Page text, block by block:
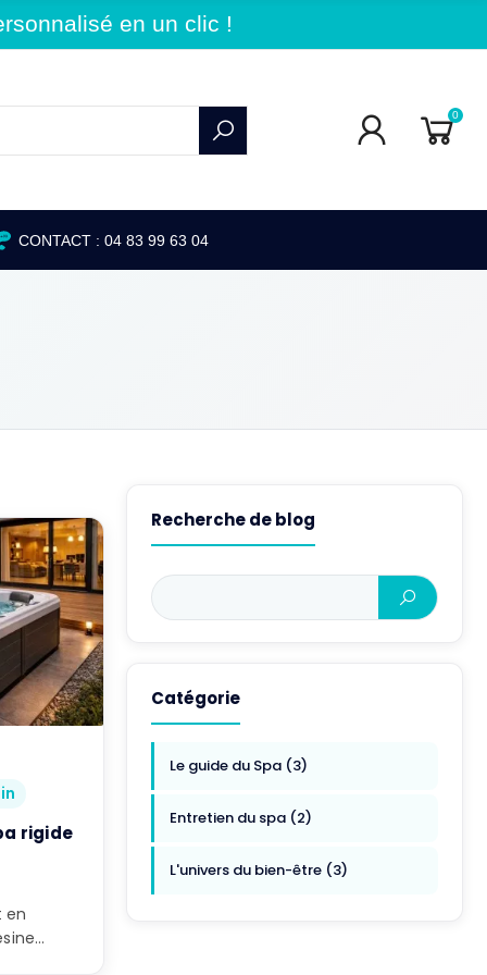
en un clic !
0
CONTACT : 04 83 99 63 04
rigide
en
Recherche de blog
Catégorie
Le guide du Spa (3)
Entretien du spa (2)
L'univers du bien-être (3)